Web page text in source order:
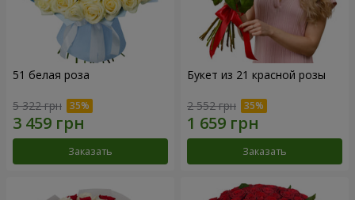
51 белая роза
5 322 грн
Заказать
Букет из 21 красной розы
2 552 грн
Заказать